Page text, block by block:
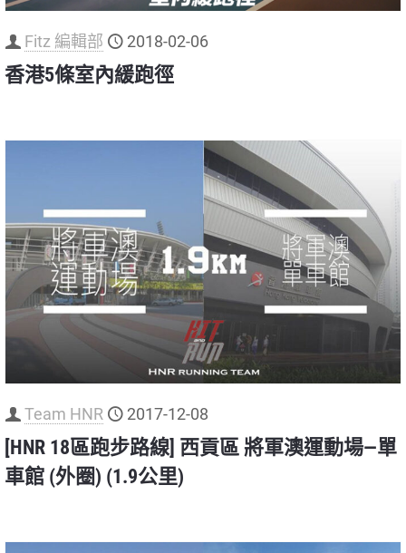
Fitz 編輯部 2018-02-06
香港5條室內緩跑徑
Team HNR 2017-12-08
[HNR 18區跑步路線] 西貢區 將軍澳運動場—單
車館 (外圈) (1.9公里)